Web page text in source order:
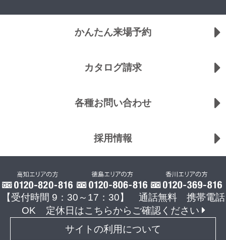
かんたん来場予約
カタログ請求
各種お問い合わせ
採用情報
【受付時間 9：30～17：30】 通話無料 携帯電話
OK
定休日はこちらからご確認ください
サイトの利用について